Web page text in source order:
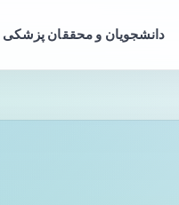
دانشجویان و محققان پزشکی